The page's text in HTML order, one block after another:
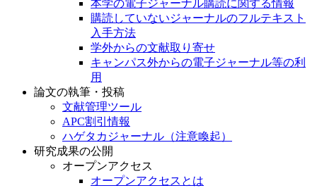
本学の電子ジャーナル購読に関する情報
購読していないジャーナルのフルテキスト
入手方法
学外からの文献取り寄せ
キャンパス外からの電子ジャーナル等の利
用
論文の執筆・投稿
文献管理ツール
APC割引情報
ハゲタカジャーナル（注意喚起）
研究成果の公開
オープンアクセス
オープンアクセスとは